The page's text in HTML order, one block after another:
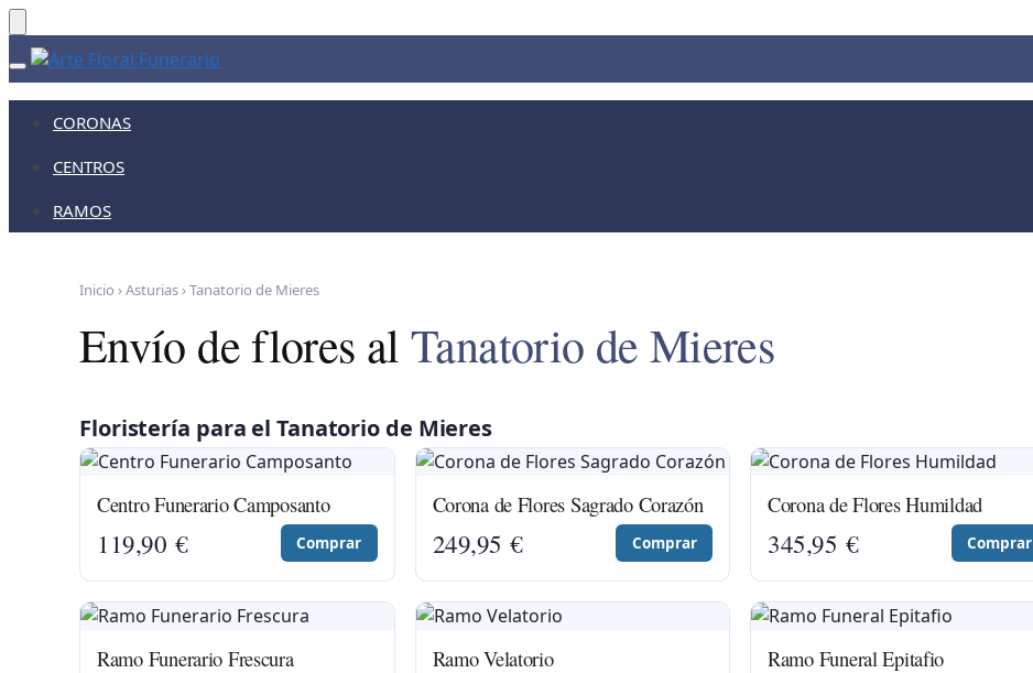
Skip
to
navigation
Skip
to
content
CORONAS
CENTROS
RAMOS
Inicio ›Asturias›Tanatorio de Mieres
Envío de flores alTanatorio de Mieres
Floristería para el Tanatorio de Mieres
Centro Funerario Camposanto
119,90 € Comprar
Corona de Flores Sagrado Corazón
249,95€ Comprar
Corona de Flores Humildad
345,95 € Comprar
Ramo Funerario Frescura Ramo Velatorio Ramo Funeral Epitafio